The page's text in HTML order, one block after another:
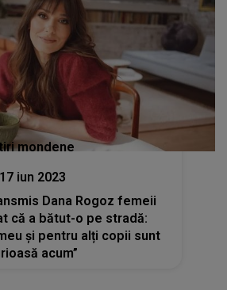
mondene
17 iun 2023
Dana Rogoz femeii
că a bătut-o pe stradă:
și pentru alți copii sunt
acum”